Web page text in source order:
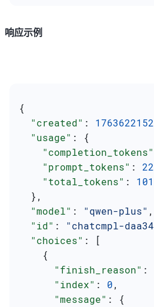
响应示例
{
  "created"
: 1763622152
  "usage"
: {
    "completion_tokens"
    "prompt_tokens"
: 22
    "total_tokens"
: 101
  },
  "model"
: "qwen-plus" ,
  "id"
: "chatcmpl-
  "choices"
: [
    {
      "finish_reason"
:
      "index"
: 0,
      "message"
: {